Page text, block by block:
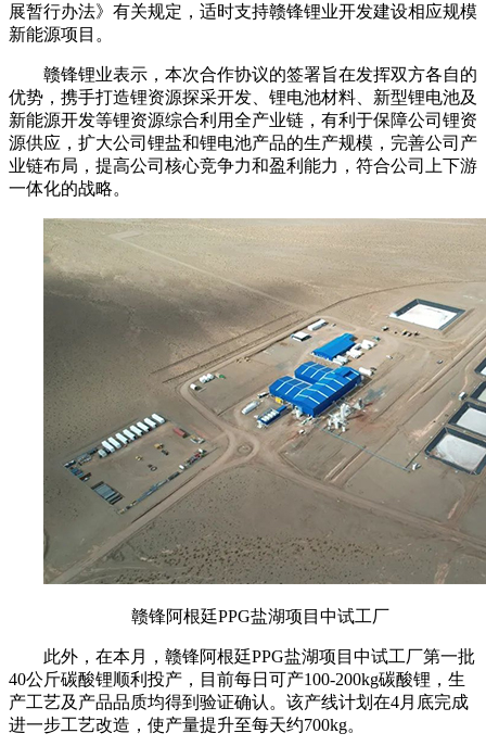
展暂行办法》有关规定，适时支持赣锋锂业开发建设相应规模
新能源项目。
赣锋锂业表示，本次合作协议的签署旨在发挥双方各自的
优势，携手打造锂资源探采开发、锂电池材料、新型锂电池及
新能源开发等锂资源综合利用全产业链，有利于保障公司锂资
源供应，扩大公司锂盐和锂电池产品的生产规模，完善公司产
业链布局，提高公司核心竞争力和盈利能力，符合公司上下游
一体化的战略。
赣锋阿根廷PPG盐湖项目中试工厂
此外，在本月，赣锋阿根廷PPG盐湖项目中试工厂第一批
40公斤碳酸锂顺利投产，目前每日可产100-200kg碳酸锂，生
产工艺及产品品质均得到验证确认。该产线计划在4月底完成
进一步工艺改造，使产量提升至每天约700kg。